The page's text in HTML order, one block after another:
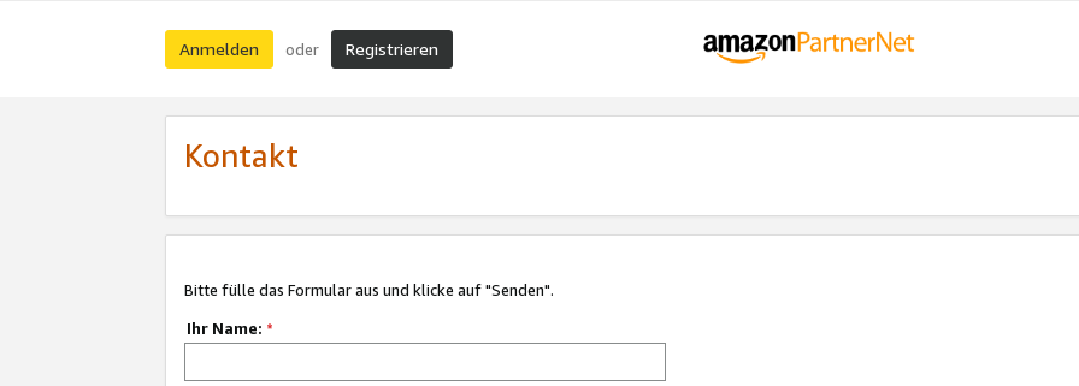
Anmelden oder Registrieren
Kontakt
Bitte fülle das Formular aus und klicke auf "Senden".
Ihr Name: *